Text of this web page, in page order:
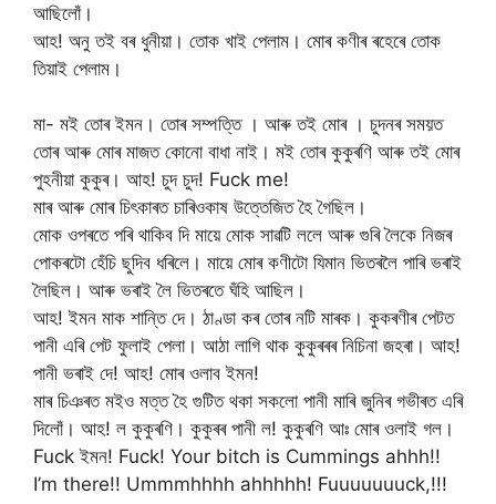
আছিলোঁ।
আহ! অনু তই বৰ ধুনীয়া। তোক খাই পেলাম। মোৰ কণীৰ ৰহেৰে তোক
তিয়াই পেলাম।
মা- মই তোৰ ইমন। তোৰ সম্পত্তি । আৰু তই মোৰ । চুদনৰ সময়ত
তোৰ আৰু মোৰ মাজত কোনো বাধা নাই। মই তোৰ কুকুৰণি আৰু তই মোৰ
পুহনীয়া কুকুৰ। আহ! চুদ চুদ! Fuck me!
মাৰ আৰু মোৰ চিৎকাৰত চাৰিওকাষ উত্তেজিত হৈ গৈছিল।
মোক ওপৰতে পৰি থাকিব দি মায়ে মোক সাৱটি ললে আৰু গুৰি লৈকে নিজৰ
পোকৰটো হেঁচি ছুদিব ধৰিলে। মায়ে মোৰ কণীটো যিমান ভিতৰলৈ পাৰি ভৰাই
লৈছিল। আৰু ভৰাই লৈ ভিতৰতে ঘঁহি আছিল।
আহ! ইমন মাক শান্তি দে। ঠাণ্ডা কৰ তোৰ নটি মাৰক। কুকৰণীৰ পেটত
পানী এৰি পেট ফুলাই পেলা। আঠা লাগি থাক কুকুৰৰৰ নিচিনা জহৰা। আহ!
পানী ভৰাই দে! আহ! মোৰ ওলাব ইমন!
মাৰ চিঞৰত মইও মত্ত হৈ গুটিত থকা সকলো পানী মাৰি জুনিৰ গভীৰত এৰি
দিলোঁ। আহ! ল কুকুৰণি। কুকুৰৰ পানী ল! কুকুৰণি আঃ মোৰ ওলাই গল।
Fuck ইমন! Fuck! Your bitch is Cummings ahhh!!
I’m there!! Ummmhhhh ahhhhh! Fuuuuuuuck,!!!